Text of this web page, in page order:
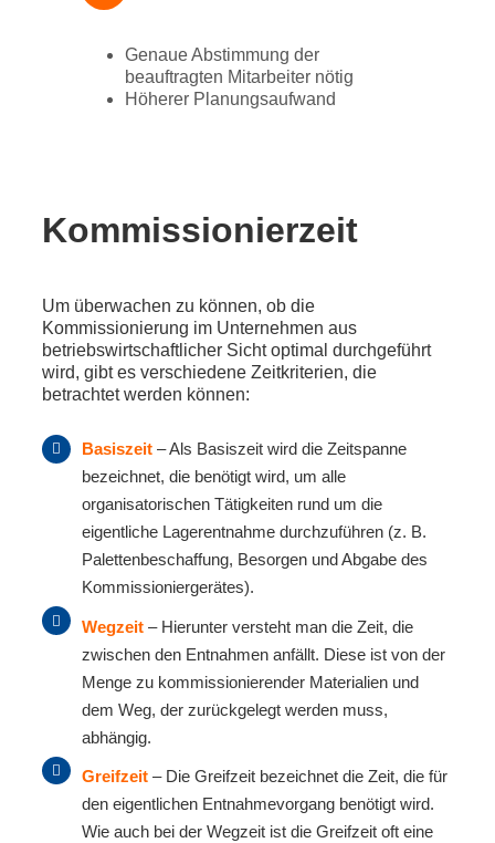
Genaue Abstimmung der
beauftragten Mitarbeiter nötig
Höherer Planungsaufwand
Kommissionierzeit
Um überwachen zu können, ob die
Kommissionierung im Unternehmen aus
betriebswirtschaftlicher Sicht optimal durchgeführt
wird, gibt es verschiedene Zeitkriterien, die
betrachtet werden können:
Basiszeit – Als Basiszeit wird die Zeitspanne
bezeichnet, die benötigt wird, um alle
organisatorischen Tätigkeiten rund um die
eigentliche Lagerentnahme durchzuführen (z. B.
Palettenbeschaffung, Besorgen und Abgabe des
Kommissioniergerätes).
Wegzeit – Hierunter versteht man die Zeit, die
zwischen den Entnahmen anfällt. Diese ist von der
Menge zu kommissionierender Materialien und
dem Weg, der zurückgelegt werden muss,
abhängig.
Greifzeit – Die Greifzeit bezeichnet die Zeit, die für
den eigentlichen Entnahmevorgang benötigt wird.
Wie auch bei der Wegzeit ist die Greifzeit oft eine